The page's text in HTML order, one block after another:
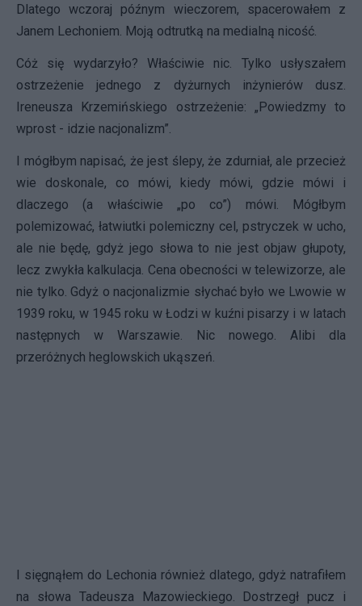
Dlatego wczoraj późnym wieczorem, spacerowałem z
Janem Lechoniem. Moją odtrutką na medialną nicość.
Cóż się wydarzyło? Właściwie nic. Tylko usłyszałem
ostrzeżenie jednego z dyżurnych inżynierów dusz.
Ireneusza Krzemińskiego ostrzeżenie: „Powiedzmy to
wprost - idzie nacjonalizm”.
I mógłbym napisać, że jest ślepy, że zdurniał, ale przecież
wie doskonale, co mówi, kiedy mówi, gdzie mówi i
dlaczego (a właściwie „po co”) mówi. Mógłbym
polemizować, łatwiutki polemiczny cel, pstryczek w ucho,
ale nie będę, gdyż jego słowa to nie jest objaw głupoty,
lecz zwykła kalkulacja. Cena obecności w telewizorze, ale
nie tylko. Gdyż o nacjonalizmie słychać było we Lwowie w
1939 roku, w 1945 roku w Łodzi w kuźni pisarzy i w latach
następnych w Warszawie. Nic nowego. Alibi dla
przeróżnych heglowskich ukąszeń.
I sięgnąłem do Lechonia również dlatego, gdyż natrafiłem
na słowa Tadeusza Mazowieckiego. Dostrzegł pucz i